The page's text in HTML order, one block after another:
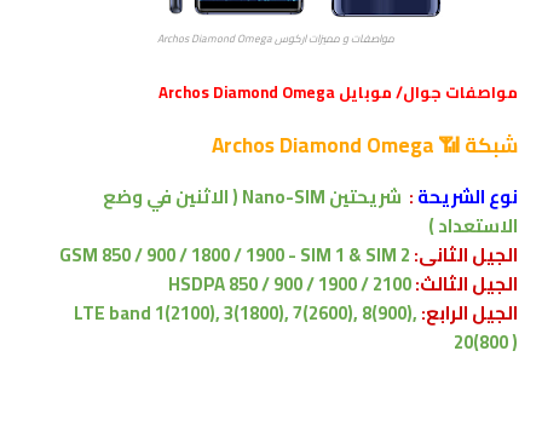
مواصفات و مميزات اركوس Archos Diamond Omega
مواصفات جوال/ موبايل Archos Diamond Omega
شبكة 📶Archos Diamond Omega
نوع الشريحة:
شريحتين Nano-SIM ( الاثنين في وضع
الاستعداد )
الجيل الثانى:GSM 850 / 900 / 1800 / 1900 - SIM 1 & SIM 2
الجيل الثالث:HSDPA 850 / 900 / 1900 / 2100
الجيل الرابع:LTE band 1(2100), 3(1800), 7(2600), 8(900),
20(800 )